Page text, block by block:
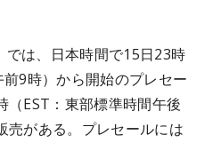
では、日本時間で15日23時
前9時）から開始のプレセー
（EST：東部標準時間午後
売がある。プレセールには